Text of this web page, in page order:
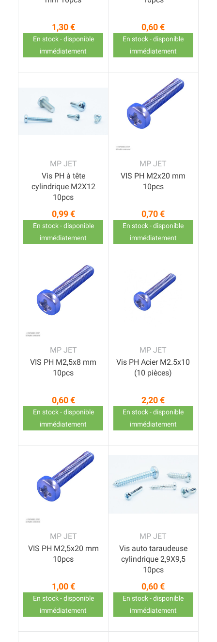
Prix
1,30 €
En stock - disponible
immédiatement
Prix
0,60 €
En stock - disponible
immédiatement
MP JET
Vis PH à tête
cylindrique M2X12
10pcs
Prix
0,99 €
En stock - disponible
immédiatement
MP JET
VIS PH M2x20 mm
10pcs
Prix
0,70 €
En stock - disponible
immédiatement
MP JET
VIS PH M2,5x8 mm
10pcs
Prix
0,60 €
En stock - disponible
immédiatement
MP JET
Vis PH Acier M2.5x10
(10 pièces)
Prix
2,20 €
En stock - disponible
immédiatement
MP JET
VIS PH M2,5x20 mm
10pcs
Prix
1,00 €
En stock - disponible
immédiatement
MP JET
Vis auto taraudeuse
cylindrique 2,9X9,5
10pcs
Prix
0,60 €
En stock - disponible
immédiatement